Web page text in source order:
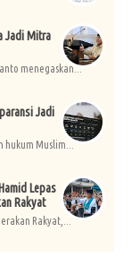
Jadi Mitra
menegaskan...
Jadi
Muslim...
Lepas
Rakyat
Rakyat,...